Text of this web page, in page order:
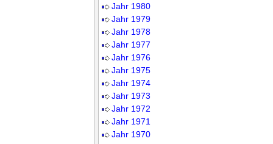
Jahr 1980
Jahr 1979
Jahr 1978
Jahr 1977
Jahr 1976
Jahr 1975
Jahr 1974
Jahr 1973
Jahr 1972
Jahr 1971
Jahr 1970